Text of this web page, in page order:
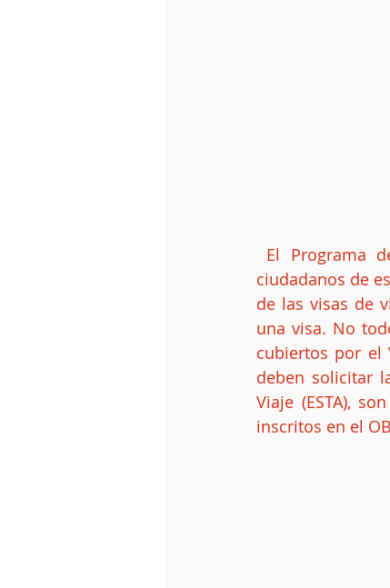
ciudadanos de
de las visas de
una visa. No
cubiertos por el
deben solicitar
Viaje (ESTA),
inscritos en el